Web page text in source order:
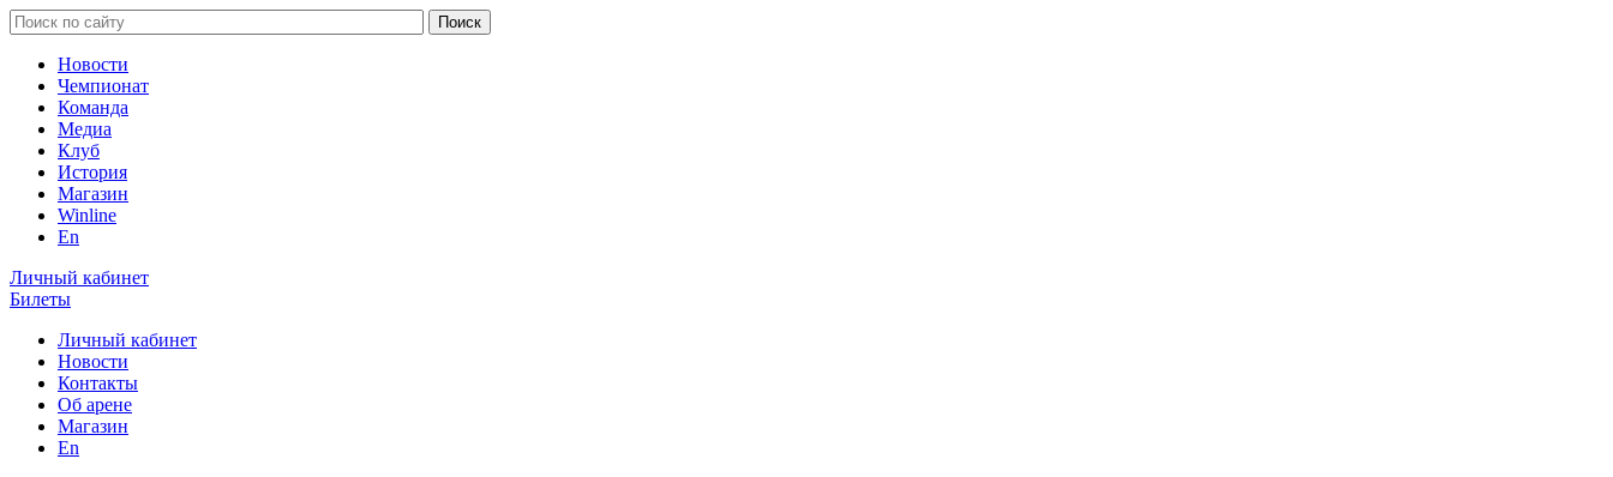
Новости
Чемпионат
Команда
Медиа
Клуб
История
Магазин
Winline
En
Личный кабинет
Билеты
Личный кабинет
Новости
Контакты
Об арене
Магазин
En